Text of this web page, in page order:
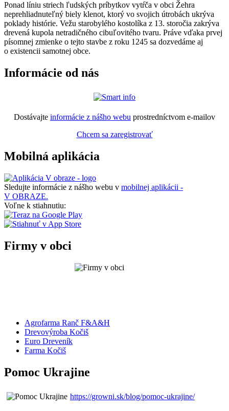
Ponad líniu striech ľudských príbytkov vytŕča v obci Žehra
neprehliadnuteľný biely klenot, ktorý vo svojich útrobách ukrýva
poklady histórie. Vežu starobylého kostolíka z 13. storočia zakrýva
drevená kupola netradičného cibuľovitého tvaru. Práve vďaka prvej
písomnej zmienke o tejto stavbe z roku 1245 sa dozvedáme aj
o existencii samotnej obce.
Informácie od nás
Dostávajte informácie z nášho webu prostredníctvom e-mailov
Chcem sa zaregistrovať
Mobilná aplikácia
Sledujte informácie z nášho webu v mobilnej aplikácii -
V OBRAZE.
Voľne k stiahnutiu:
Firmy v obci
Agrofarma Ranč F&A&H
Drevovýroba Kočiš
Euro Dreveník
Farma Kočiš
Pomoc Ukrajine
https://growni.sk/blog/pomoc-ukrajine/